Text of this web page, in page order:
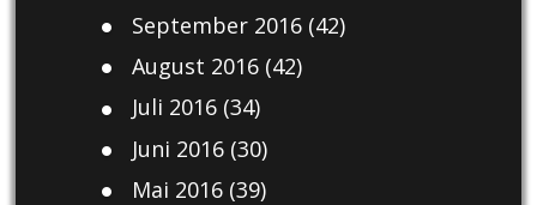
September 2016(42)
August 2016(42)
Juli 2016(34)
Juni 2016(30)
Mai 2016(39)